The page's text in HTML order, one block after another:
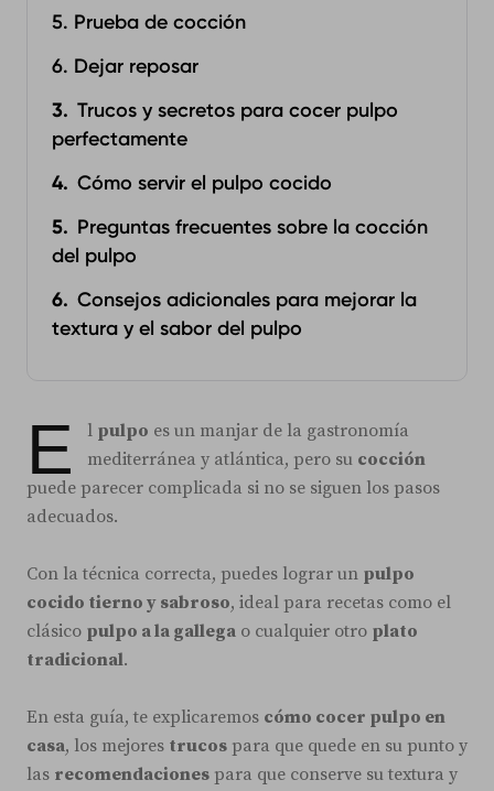
5. Prueba de cocción
6. Dejar reposar
Trucos y secretos para cocer pulpo
perfectamente
Cómo servir el pulpo cocido
Preguntas frecuentes sobre la cocción
del pulpo
Consejos adicionales para mejorar la
textura y el sabor del pulpo
E l pulpo es un manjar de la gastronomía
mediterránea y atlántica, pero su cocción
puede parecer complicada si no se siguen los pasos
adecuados.
Con la técnica correcta, puedes lograr un pulpo
cocido tierno y sabroso, ideal para recetas como el
clásico pulpo a la gallega o cualquier otro plato
tradicional.
En esta guía, te explicaremos cómo cocer pulpo en
casa, los mejores trucos para que quede en su punto y
las recomendaciones para que conserve su textura y